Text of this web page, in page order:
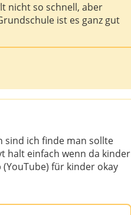
nicht so schnell, aber
ist es ganz gut
sind ich finde man sollte
halt einfach wenn da kinder
für kinder okay